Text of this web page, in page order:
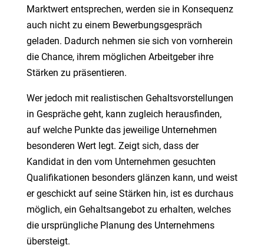
Marktwert entsprechen, werden sie in Konsequenz
auch nicht zu einem Bewerbungsgespräch
geladen. Dadurch nehmen sie sich von vornherein
die Chance, ihrem möglichen Arbeitgeber ihre
Stärken zu präsentieren.
Wer jedoch mit realistischen Gehaltsvorstellungen
in Gespräche geht, kann zugleich herausfinden,
auf welche Punkte das jeweilige Unternehmen
besonderen Wert legt. Zeigt sich, dass der
Kandidat in den vom Unternehmen gesuchten
Qualifikationen besonders glänzen kann, und weist
er geschickt auf seine Stärken hin, ist es durchaus
möglich, ein Gehaltsangebot zu erhalten, welches
die ursprüngliche Planung des Unternehmens
übersteigt.